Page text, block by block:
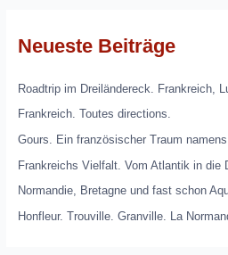
Neueste Beiträge
Roadtrip im Dreiländereck. Frankreich,
Frankreich. Toutes directions.
Gours. Ein französischer Traum
Frankreichs Vielfalt. Vom Atlantik in die
Normandie, Bretagne und fast schon
Honfleur. Trouville. Granville. La